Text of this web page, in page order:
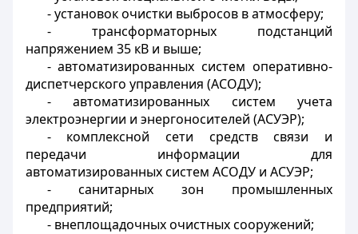
- установок очистки выбросов в атмосферу;
- трансформаторных подстанций
напряжением 35 кВ и выше;
- автоматизированных систем оперативно-
диспетчерского управления (АСОДУ);
- автоматизированных систем учета
электроэнергии и энергоносителей (АСУЭР);
- комплексной сети средств связи и
передачи информации для
автоматизированных систем АСОДУ и АСУЭР;
- санитарных зон промышленных
предприятий;
- внеплощадочных очистных сооружений;